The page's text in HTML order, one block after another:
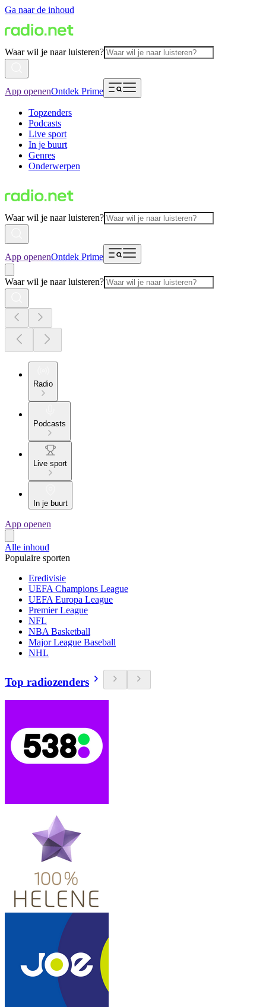
Ga naar de inhoud
Waar wil je naar luisteren?
App openenOntdek Prime
Topzenders
Podcasts
Live sport
In je buurt
Genres
Onderwerpen
Waar wil je naar luisteren?
App openenOntdek Prime
Waar wil je naar luisteren?
Radio
Podcasts
Live sport
In je buurt
App openen
Alle inhoud
Populaire sporten
Eredivisie
UEFA Champions League
UEFA Europa League
Premier League
NFL
NBA Basketball
Major League Baseball
NHL
Top radiozenders